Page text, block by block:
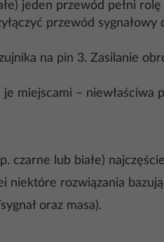
jeden przewód pełni rolę
przewód
na pin 3. Zasilanie
miejscami – niewłaściwa
lub białe)
rozwiązania
oraz masa).